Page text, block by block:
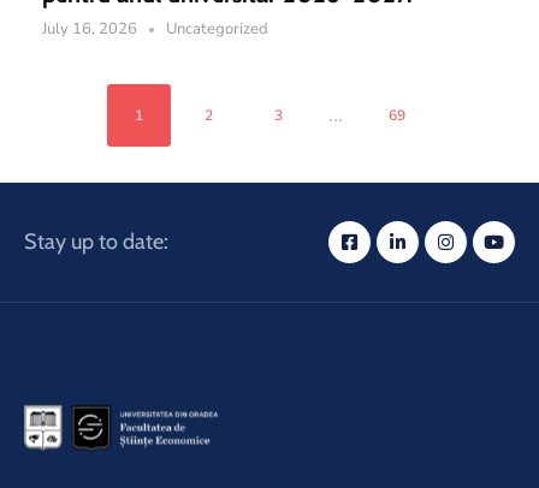
July 16, 2026 Uncategorized
1 2 3 ... 69
Stay up to date: